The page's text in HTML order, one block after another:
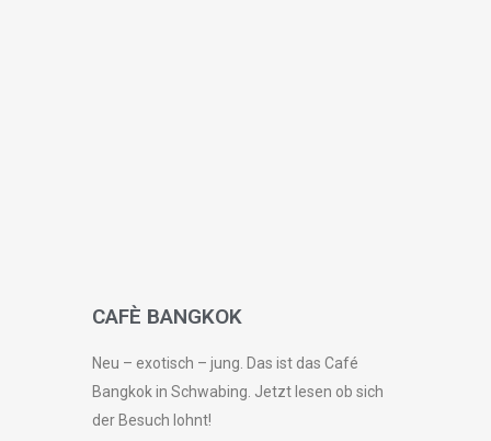
CAFÈ BANGKOK
Neu – exotisch – jung. Das ist das Café
Bangkok in Schwabing. Jetzt lesen ob sich
der Besuch lohnt!